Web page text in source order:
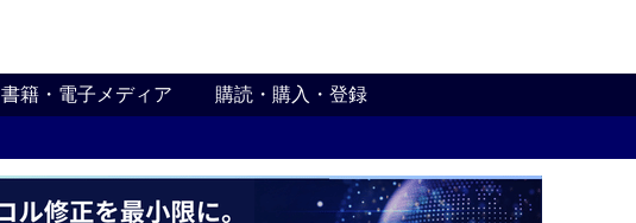
書籍・電子メディア 購読・購入・登録